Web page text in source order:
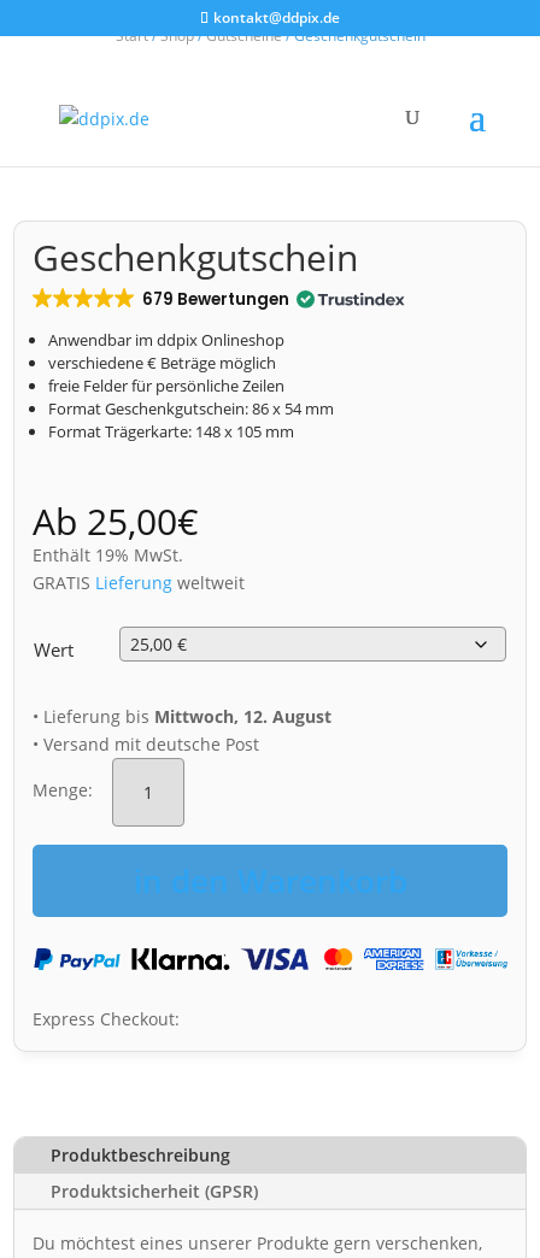
kontakt@ddpix.de
Start/Shop/Gutscheine/ Geschenkgutschein
Geschenkgutschein
679 Bewertungen
Anwendbar im ddpix Onlineshop
verschiedene € Beträge möglich
freie Felder für persönliche Zeilen
Format Geschenkgutschein: 86 x 54 mm
Format Trägerkarte: 148 x 105 mm
Ab 25,00€
Enthält 19% MwSt.
GRATIS Lieferung weltweit
Wert
• Lieferung bis Mittwoch, 12. August
• Versand mit deutsche Post
Menge:
Geschenkgutschein
Menge
in den Warenkorb
Express Checkout:
Produktbeschreibung
Produktsicherheit (GPSR)
Du möchtest eines unserer Produkte gern verschenken,